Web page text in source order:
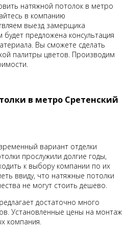
натяжной потолок в метро
в компанию
выезд замерщика
предложена консультация
Вы сможете сделать
палитры цветов. Производим
в метро Сретенский
вариант отделки
прослужили долгие годы,
к выбору компании по их
ввиду, что натяжные потолки
не могут стоить дешево.
достаточно много
Установленные цены на монтаж
компания.